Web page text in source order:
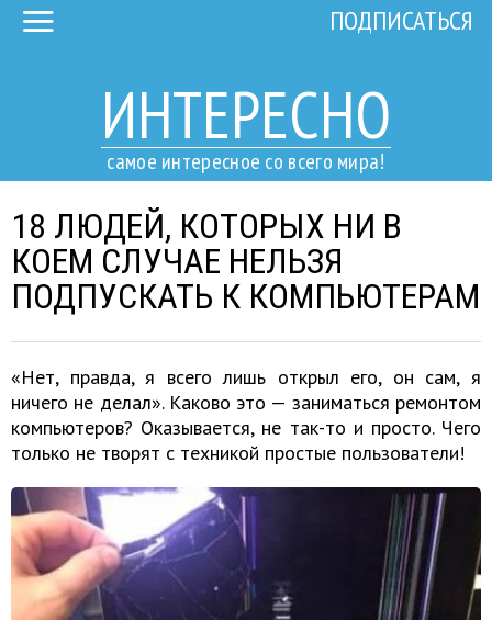
ИНТЕРЕСНО
самое интересное со всего мира!
ПОДПИСАТЬСЯ
18 ЛЮДЕЙ, КОТОРЫХ НИ В
КОЕМ СЛУЧАЕ НЕЛЬЗЯ
ПОДПУСКАТЬ К КОМПЬЮТЕРАМ
«Нет, правда, я всего лишь открыл его, он сам, я
ничего не делал». Каково это — заниматься ремонтом
компьютеров? Оказывается, не так-то и просто. Чего
только не творят с техникой простые пользователи!